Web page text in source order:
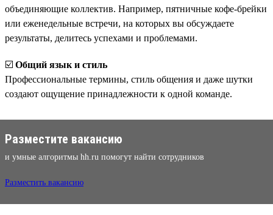
объединяющие коллектив. Например, пятничные кофе-брейки
или еженедельные встречи, на которых вы обсуждаете
результаты, делитесь успехами и проблемами.
☑️ Общий язык и стиль
Профессиональные термины, стиль общения и даже шутки
создают ощущение принадлежности к одной команде.
Разместите вакансию
и умные алгоритмы hh.ru помогут найти сотрудников
Разместить вакансию